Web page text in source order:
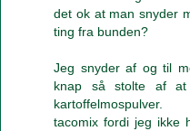
det ok at man snyder
ting fra bunden?
Jeg snyder af og til
knap så stolte af
kartoffelmospulver.
tacomix fordi jeg ikke